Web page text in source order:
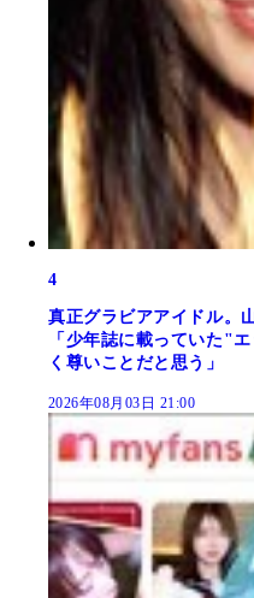
4
真正グラビアアイドル。
「少年誌に載っていた"
く尊いことだと思う」
2026年08月03日 21:00